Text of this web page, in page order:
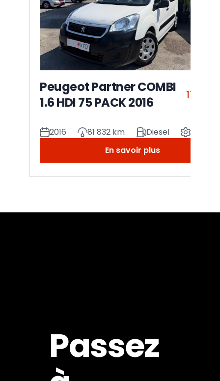
Peugeot Partner COMBI
1.6 HDI 75 PACK 2016
11 990
2016 81 832 km Diesel
En savoir plus
Passez